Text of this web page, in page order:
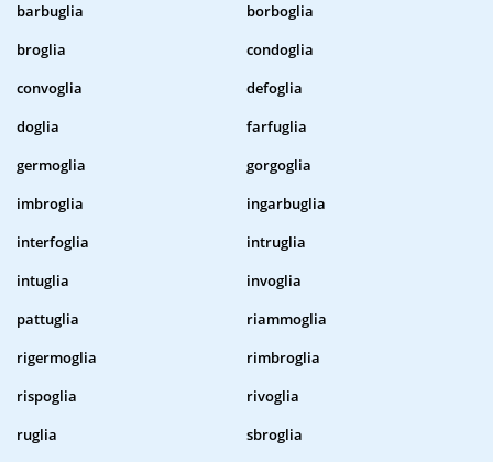
barbuglia
borboglia
broglia
condoglia
convoglia
defoglia
doglia
farfuglia
germoglia
gorgoglia
imbroglia
ingarbuglia
interfoglia
intruglia
intuglia
invoglia
pattuglia
riammoglia
rigermoglia
rimbroglia
rispoglia
rivoglia
ruglia
sbroglia